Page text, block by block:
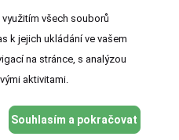
využitím všech souborů
k jejich ukládání ve vašem
na stránce, s analýzou
aktivitami.
Souhlasím a pokračovat